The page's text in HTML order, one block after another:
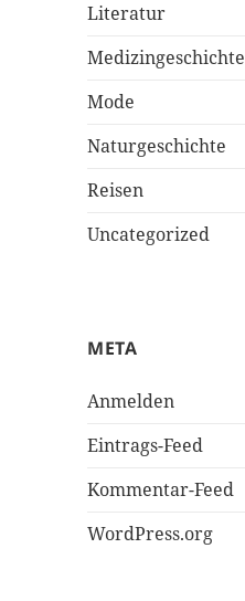
Literatur
Medizingeschichte
Mode
Naturgeschichte
Reisen
Uncategorized
META
Anmelden
Eintrags-Feed
Kommentar-Feed
WordPress.org